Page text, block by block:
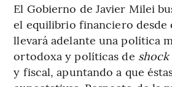
El Gobierno de Javier Milei
el equilibrio financiero desde
llevará adelante una política
ortodoxa y políticas de shock
y fiscal, apuntando a que